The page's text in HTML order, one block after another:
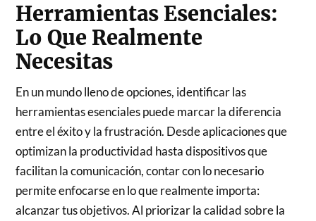
Herramientas Esenciales:
Lo Que Realmente
Necesitas
En un mundo lleno de opciones, identificar las
herramientas esenciales puede marcar la diferencia
entre el éxito y la frustración. Desde aplicaciones que
optimizan la productividad hasta dispositivos que
facilitan la comunicación, contar con lo necesario
permite enfocarse en lo que realmente importa:
alcanzar tus objetivos. Al priorizar la calidad sobre la